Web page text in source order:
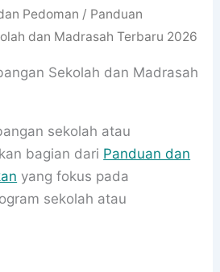
Pedoman / Panduan
dan Madrasah Terbaru 2026
Sekolah dan Madrasah
sekolah atau
bagian dari Panduan dan
yang fokus pada
sekolah atau